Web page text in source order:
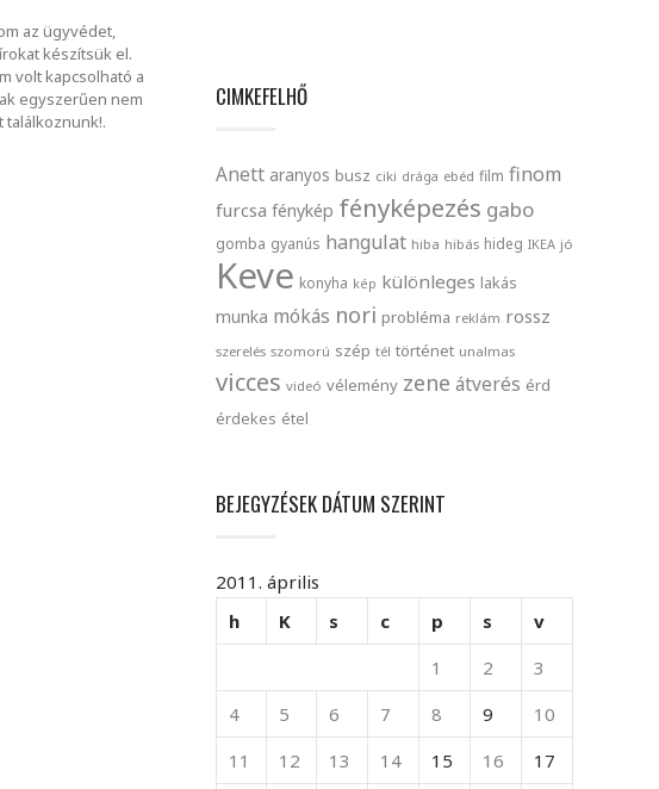
az ügyvédet,
készítsük el.
volt kapcsolható a
egyszerűen nem
CIMKEFELHŐ
Anett aranyos busz ciki drága ebéd film finom
furcsa fénykép fényképezés gabo
gomba gyanús hangulat hiba hibás hideg IKEA jó
Keve konyha kép különleges lakás
munka mókás nori probléma reklám rossz
szerelés szomorú szép tél történet unalmas
vicces videó vélemény zene átverés érd
érdekes étel
BEJEGYZÉSEK DÁTUM SZERINT
2011. április
h
K s c p s
v
1
2
3
4
5 6 7 8 9
10
11
12 13 14 15 16
17